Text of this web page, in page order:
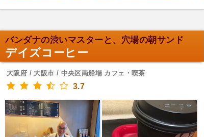
バンダナの渋いマスターと、穴場の朝サンド
デイズコーヒー
大阪府 / 大阪市 / 中央区南船場 カフェ・喫茶
3.7